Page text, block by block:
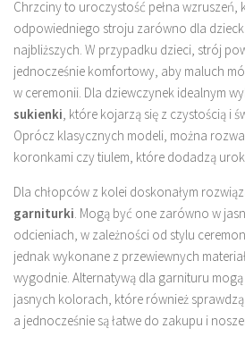
Chrzciny to uroczystość pełna wzruszeń,
odpowiedniego stroju zarówno dla
najbliższych. W przypadku dzieci, strój
jednocześnie komfortowy, aby maluch
w ceremonii. Dla dziewczynek idealnym
sukienki , które kojarzą się z czystością i
Oprócz klasycznych modeli, można
koronkami czy tiulem, które dodadzą
Dla chłopców z kolei doskonałym
garniturki . Mogą być one zarówno w
odcieniach, w zależności od stylu
jednak wykonane z przewiewnych
wygodnie. Alternatywą dla garnituru
jasnych kolorach, które również
a jednocześnie są łatwe do zakupu i